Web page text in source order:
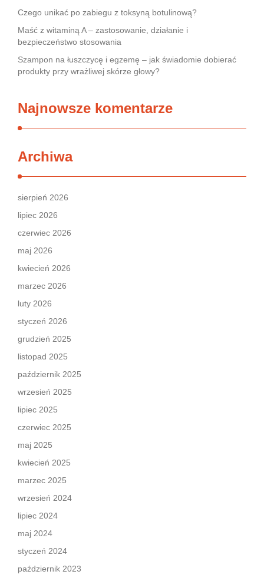
Czego unikać po zabiegu z toksyną botulinową?
Maść z witaminą A – zastosowanie, działanie i
bezpieczeństwo stosowania
Szampon na łuszczycę i egzemę – jak świadomie dobierać
produkty przy wrażliwej skórze głowy?
Najnowsze komentarze
Archiwa
sierpień 2026
lipiec 2026
czerwiec 2026
maj 2026
kwiecień 2026
marzec 2026
luty 2026
styczeń 2026
grudzień 2025
listopad 2025
październik 2025
wrzesień 2025
lipiec 2025
czerwiec 2025
maj 2025
kwiecień 2025
marzec 2025
wrzesień 2024
lipiec 2024
maj 2024
styczeń 2024
październik 2023